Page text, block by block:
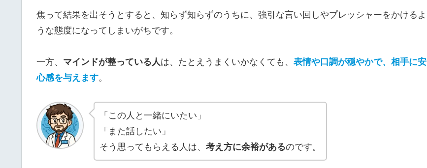
焦って結果を出そうとすると、知らず知らずのうちに、強引な言い回しやプレッシャーをかけるよ
うな態度になってしまいがちです。
一方、 マインドが整っている人は、たとえうまくいかなくても、 表情や口調が穏やかで、相手に安
心感を与えます。
「この人と一緒にいたい」
「また話したい」
そう思ってもらえる人は、 考え方に余裕があるのです。